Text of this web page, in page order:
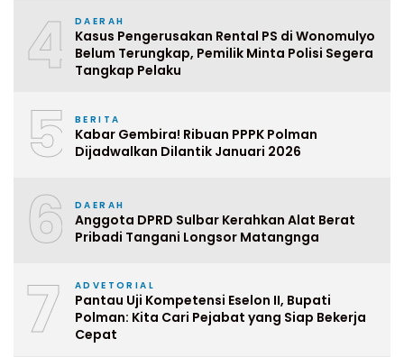
4 DAERAH
Kasus Pengerusakan Rental PS di Wonomulyo
Belum Terungkap, Pemilik Minta Polisi Segera
Tangkap Pelaku
5 BERITA
Kabar Gembira! Ribuan PPPK Polman
Dijadwalkan Dilantik Januari 2026
6 DAERAH
Anggota DPRD Sulbar Kerahkan Alat Berat
Pribadi Tangani Longsor Matangnga
7 ADVETORIAL
Pantau Uji Kompetensi Eselon II, Bupati
Polman: Kita Cari Pejabat yang Siap Bekerja
Cepat